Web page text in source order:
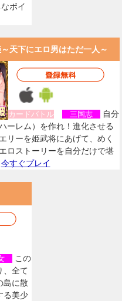
ボイ
天下にエロ男はただ一人～
カードバトル 三国志
自分
ーレム）を作れ！進化させる
リーを姫武将にあげて、めく
ロストーリーを自分だけで堪
今すぐプレイ
この
、全て
島に散
る美少